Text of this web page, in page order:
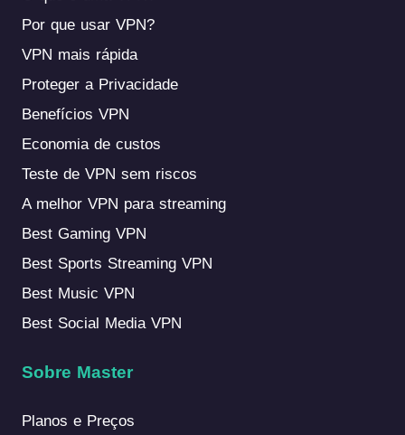
Por que usar VPN?
VPN mais rápida
Proteger a Privacidade
Benefícios VPN
Economia de custos
Teste de VPN sem riscos
A melhor VPN para streaming
Best Gaming VPN
Best Sports Streaming VPN
Best Music VPN
Best Social Media VPN
Sobre Master
Planos e Preços